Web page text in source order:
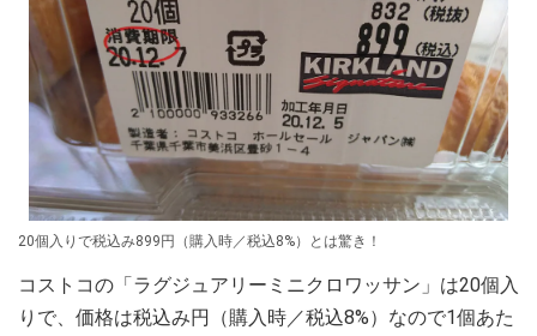
20個入りで税込み899円（購入時／税込8%）とは驚き！
コストコの「ラグジュアリーミニクロワッサン」は20個入
りで、価格は税込み円（購入時／税込8%）なので1個あた